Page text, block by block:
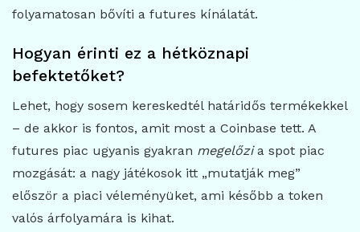
folyamatosan bővíti a futures kínálatát.
Hogyan érinti ez a hétköznapi
befektetőket?
Lehet, hogy sosem kereskedtél határidős termékekkel
– de akkor is fontos, amit most a Coinbase tett. A
futures piac ugyanis gyakran megelőzia spot piac
mozgását: a nagy játékosok itt „mutatják meg”
először a piaci véleményüket, ami később a token
valós árfolyamára is kihat.